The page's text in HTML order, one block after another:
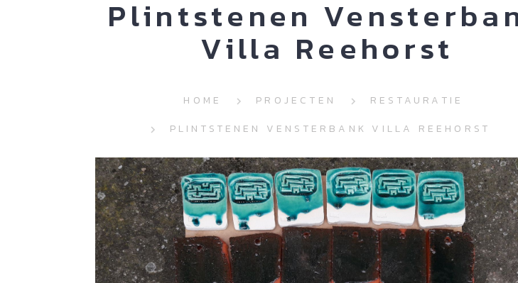
Plintstenen
Villa Reehorst
HOME PROJECTEN
RESTAURATIE
PLINTSTENEN VENSTERBANK VILLA REEHORST